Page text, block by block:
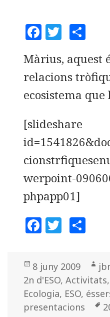
F
c
e
b
o
k
T
it
te
r
m
p
a
x
Màrius, aquest
relacions
ecosistema
[slideshare
werpoint-
phpapp01]
F
c
e
b
o
T
te
r
m
p
a
rt
Posted
on
8 juny 2009
2n d'ESO,Activitats,
Ecologia, ESO,
presentacions